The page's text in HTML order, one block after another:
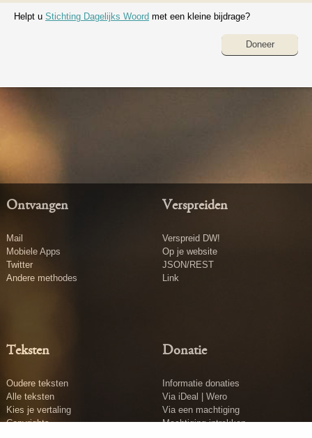
Helpt u Stichting Dagelijks Woord met een kleine bijdrage?
Doneer
Ontvangen
Mail
Mobiele Apps
Twitter
Andere methodes
Verspreiden
Verspreid DW!
Op je website
JSON/REST
Link
Teksten
Oudere teksten
Alle teksten
Kies je vertaling
Copyrights
Donatie
Informatie donaties
Via iDeal | Wero
Via een machtiging
Machtiging intrekken